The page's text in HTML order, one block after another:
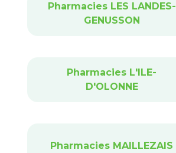
Pharmacies LES LANDES-
GENUSSON
Pharmacies L'ILE-
D'OLONNE
Pharmacies MAILLEZAIS